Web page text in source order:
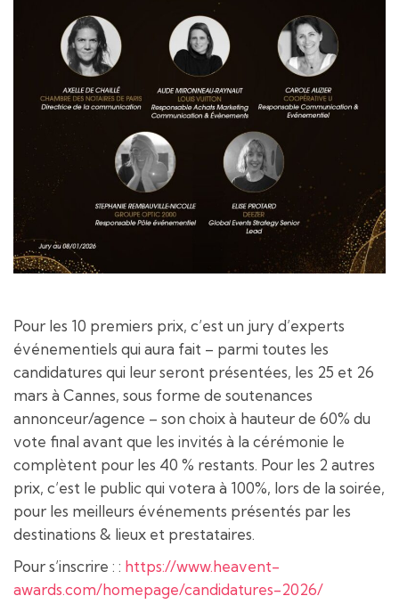
Pour les 10 premiers prix, c’est un jury d’experts
événementiels qui aura fait – parmi toutes les
candidatures qui leur seront présentées, les 25 et 26
mars à Cannes, sous forme de soutenances
annonceur/agence – son choix à hauteur de 60% du
vote final avant que les invités à la cérémonie le
complètent pour les 40 % restants. Pour les 2 autres
prix, c’est le public qui votera à 100%, lors de la soirée,
pour les meilleurs événements présentés par les
destinations & lieux et prestataires.
Pour s’inscrire : : https://www.heavent-
awards.com/homepage/candidatures-2026/